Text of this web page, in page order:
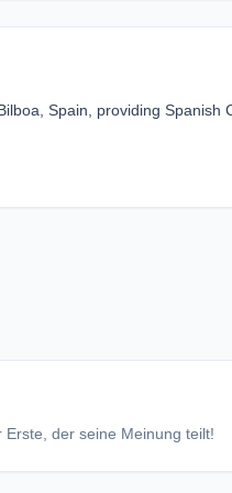
Spain, providing Spanish
der seine Meinung teilt!